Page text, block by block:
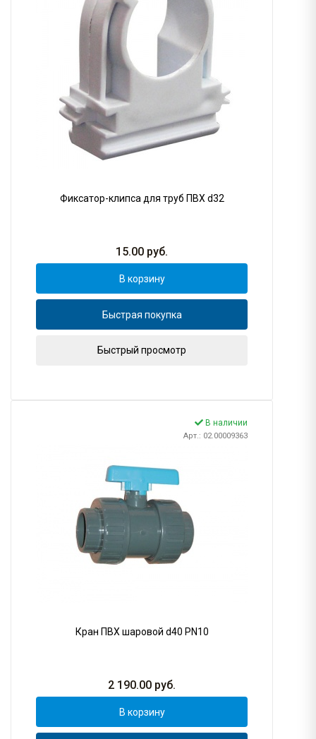
Фиксатор-клипса для труб ПВХ d32
15.00 руб.
В корзину
Быстрая покупка
Быстрый просмотр
В наличии
Арт.: 02.00009363
Кран ПВХ шаровой d40 PN10
2 190.00 руб.
В корзину